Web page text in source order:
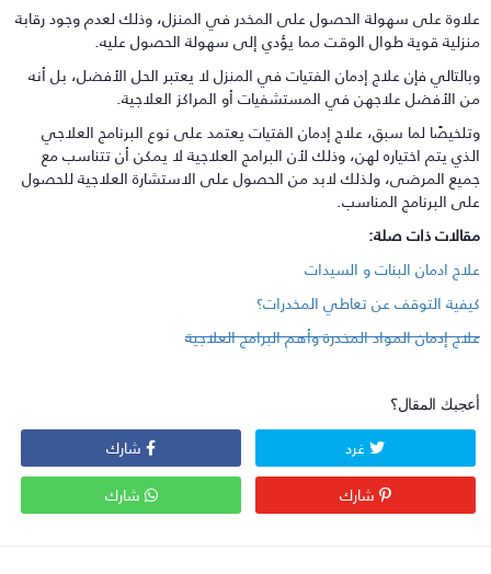
على سهولة الحصول على المخدر في المنزل، وذلك لعدم وجود رقابة
قوية طوال الوقت مما يؤدي إلى سهولة الحصول عليه.
فإن علاج إدمان الفتيات في المنزل لا يعتبر الحل الأفضل، بل أنه
الأفضل علاجهن في المستشفيات أو المراكز العلاجية.
لما سبق، علاج إدمان الفتيات يعتمد على نوع البرنامج العلاجي
يتم اختياره لهن، وذلك لأن البرامج العلاجية لا يمكن أن تتناسب مع
المرضى، ولذلك لابد من الحصول على الاستشارة العلاجية للحصول
البرنامج المناسب.
ذات صلة:
ادمان البنات و السيدات
التوقف عن تعاطي المخدرات؟
إدمان المواد المخدرة وأهم البرامج العلاجية
المقال؟
غرد
شارك
شارك
شارك